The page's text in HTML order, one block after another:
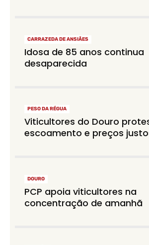
CARRAZEDA DE ANSIÃES
Idosa de 85 anos continua
desaparecida
PESO DA RÉGUA
Viticultores do Douro
escoamento e preços
DOURO
PCP apoia viticultores na
concentração de amanhã